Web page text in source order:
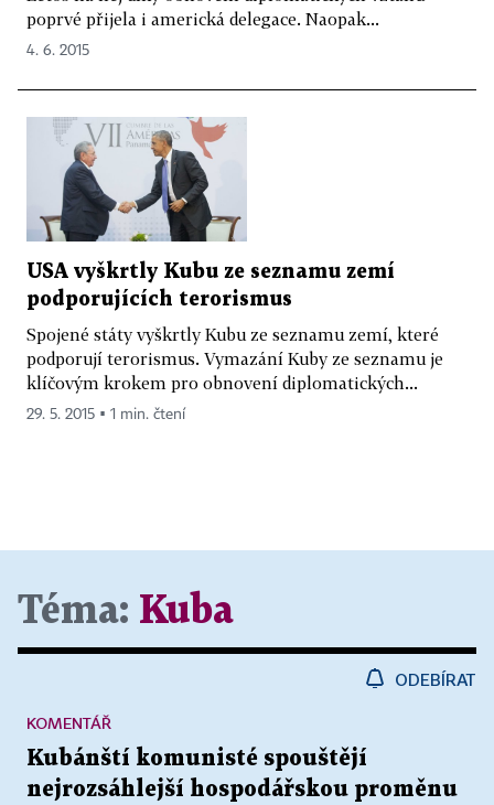
poprvé přijela i americká delegace. Naopak...
4. 6. 2015
USA vyškrtly Kubu ze seznamu zemí
podporujících terorismus
Spojené státy vyškrtly Kubu ze seznamu zemí, které
podporují terorismus. Vymazání Kuby ze seznamu je
klíčovým krokem pro obnovení diplomatických...
29. 5. 2015 ▪ 1 min. čtení
Téma: Kuba
ODEBÍRAT
Kubánští komunisté spouštějí
nejrozsáhlejší hospodářskou proměnu
KOMENTÁŘ